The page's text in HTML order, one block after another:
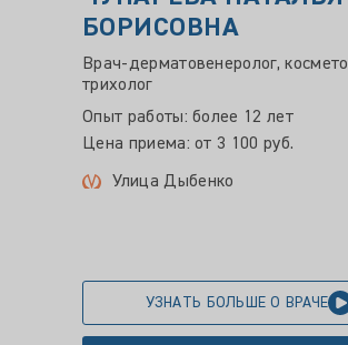
БОРИСОВНА
Врач-дерматовенеролог,
трихолог
Опыт работы: более 12 лет
Цена приема: от 3 100 руб.
Улица Дыбенко
УЗНАТЬ БОЛЬШЕ О ВРАЧЕ